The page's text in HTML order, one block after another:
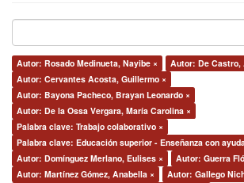
Autor: Rosado Medinueta, Nayibe ×
Autor: De Castro,
Autor: Cervantes Acosta, Guillermo ×
Autor: Bayona Pacheco, Brayan Leonardo ×
Autor: De la Ossa Vergara, María Carolina ×
Palabra clave: Trabajo colaborativo ×
Palabra clave: Educación superior - Enseñanza con
Autor: Domínguez Merlano, Eulises ×
Autor: Guerra
Autor: Martínez Gómez, Anabella ×
Autor: Gallego